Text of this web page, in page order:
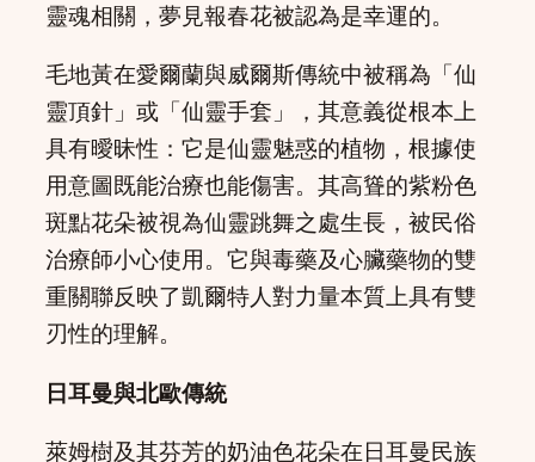
靈魂相關，夢見報春花被認為是幸運的。
毛地黃在愛爾蘭與威爾斯傳統中被稱為「仙
靈頂針」或「仙靈手套」，其意義從根本上
具有曖昧性：它是仙靈魅惑的植物，根據使
用意圖既能治療也能傷害。其高聳的紫粉色
斑點花朵被視為仙靈跳舞之處生長，被民俗
治療師小心使用。它與毒藥及心臟藥物的雙
重關聯反映了凱爾特人對力量本質上具有雙
刃性的理解。
日耳曼與北歐傳統
萊姆樹及其芬芳的奶油色花朵在日耳曼民族